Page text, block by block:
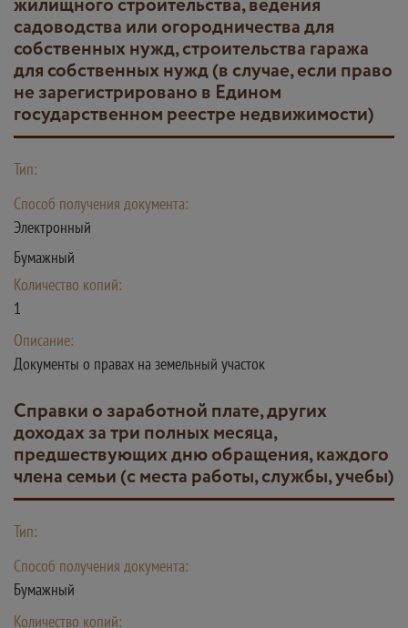
жилищного строительства, ведения
садоводства или огородничества для
собственных нужд, строительства гаража
для собственных нужд (в случае, если право
не зарегистрировано в Едином
государственном реестре недвижимости)
Тип:
Способ получения документа:
Электронный
Бумажный
Количество копий:
1
Описание:
Документы о правах на земельный участок
Справки о заработной плате, других
доходах за три полных месяца,
предшествующих дню обращения, каждого
члена семьи (с места работы, службы, учебы)
Тип:
Способ получения документа:
Бумажный
Количество копий: